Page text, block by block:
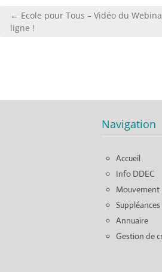
Navigation
← Ecole pour Tous – Vidéo du
ligne !
Navigation
Accueil
Info DDEC
Mouvement
Suppléances
Annuaire
Gestion de